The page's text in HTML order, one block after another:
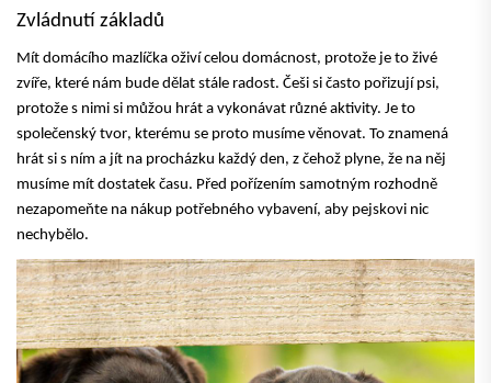
Zvládnutí základů
Mít domácího mazlíčka oživí celou domácnost, protože je to živé
zvíře, které nám bude dělat stále radost. Češi si často pořizují psi,
protože s nimi si můžou hrát a vykonávat různé aktivity. Je to
společenský tvor, kterému se proto musíme věnovat. To znamená
hrát si s ním a jít na procházku každý den, z čehož plyne, že na něj
musíme mít dostatek času. Před pořízením samotným rozhodně
nezapomeňte na nákup potřebného vybavení, aby pejskovi nic
nechybělo.